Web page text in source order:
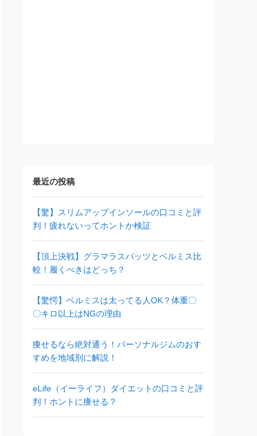
最近の投稿
【驚】スリムアップインソールの口コミと評
判！疲れないってホントか検証
【頂上決戦】グラマラスパッツとベルミス比
較！履くべきはどっち？
【驚愕】ベルミスは太ってる人OK？体重〇
〇キロ以上はNGの理由
痩せるなら絶対通う！パーソナルジムのおす
すめを地域別に解説！
eLife（イーライフ）ダイエットの口コミと評
判！ホントに痩せる？